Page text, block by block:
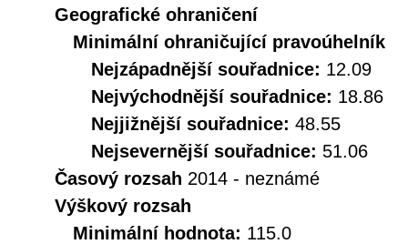
Geografické ohraničení
Minimální ohraničující pravoúhelník
Nejzápadnější souřadnice: 12.09
Nejvýchodnější souřadnice: 18.86
Nejjižnější souřadnice: 48.55
Nejsevernější souřadnice: 51.06
Časový rozsah 2014 - neznámé
Výškový rozsah
Minimální hodnota: 115.0